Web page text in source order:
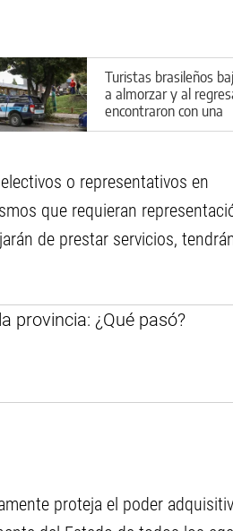
Turistas brasileños
a almorzar y al
encontraron con una
pesadilla
o representativos en
que requieran
de prestar servicios,
proteja el poder